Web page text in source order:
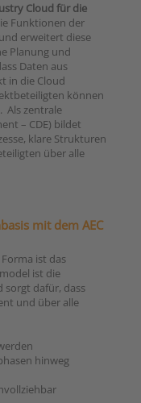
Cloud für die
Funktionen der
erweitert diese
Planung und
Daten aus
in die Cloud
können
Als zentrale
– CDE) bildet
klare Strukturen
über alle
mit dem AEC
ist das
ist die
sorgt dafür, dass
und über alle
hinweg